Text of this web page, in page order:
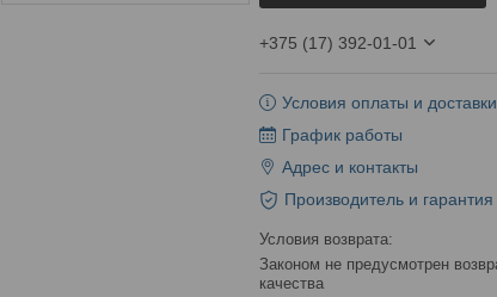
+375 (17) 392-01-01
Условия оплаты и доставки
График работы
Адрес и контакты
Производитель и гарантия
Законом не предусмотрен возврат и обмен данного товара надлежащего
качества